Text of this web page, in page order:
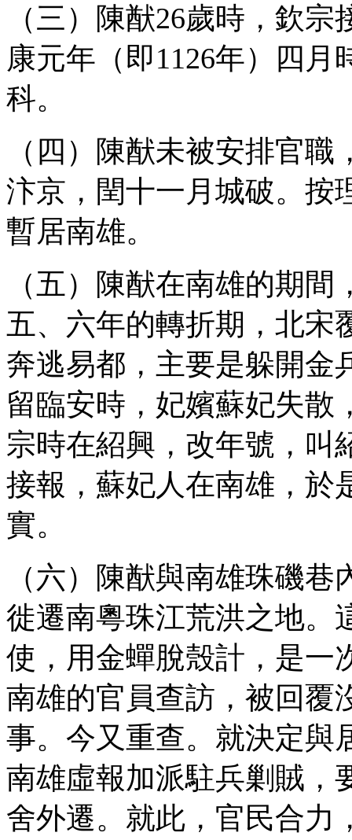
（三）陳猷26歲時，欽
康元年（即1126年）四
科。
（四）陳猷未被安排官
汴京，閏十一月城破。按
暫居南雄。
（五）陳猷在南雄的期間
五、六年的轉折期，北宋
奔逃易都，主要是躲開金
留臨安時，妃嬪蘇妃失散
宗時在紹興，改年號，叫
接報，蘇妃人在南雄，於
實。
（六）陳猷與南雄珠磯
徙遷南粵珠江荒洪之地。
使，用金蟬脫殼計，是一
南雄的官員查訪，被回覆
事。今又重查。就決定與
南雄虛報加派駐兵剿賊，
舍外遷。就此，官民合力